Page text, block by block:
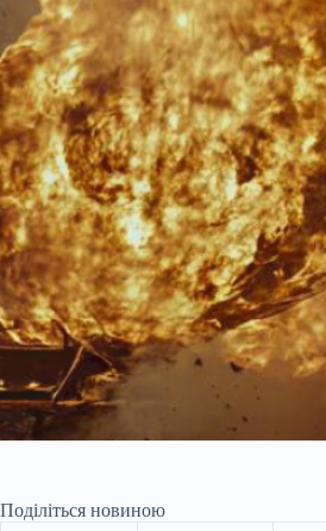
Поділіться новиною